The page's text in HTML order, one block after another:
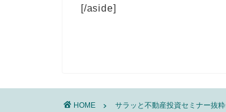
[/aside]
HOME サラッと不動産投資セミナー抜粋